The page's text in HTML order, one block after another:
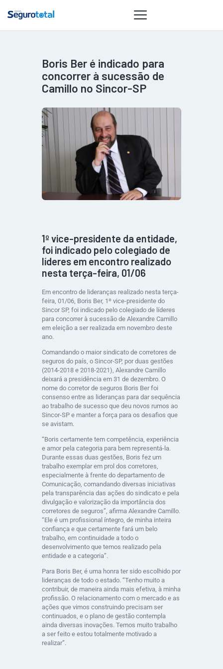
NOTÍCIAS
REVISTA
GAIVOTA DE
OURO
ST SUMMIT
MULHERES
GESTORAS
HOMEST
HOME
Boris Ber é indicado para
concorrer à sucessão de
Camillo no Sincor-SP
1º vice-presidente da entidade,
foi indicado pelo colegiado de
líderes em encontro realizado
nesta terça-feira, 01/06
Em encontro de lideranças realizado nesta terça-
feira, 01/06, Boris Ber, 1º vice-presidente do
Sincor SP, foi indicado pelo colegiado de líderes
para concorrer à sucessão de Alexandre Camillo
em eleição a ser realizada em novembro deste
ano.
Comandando o maior sindicato de corretores de
seguros do país, o Sincor-SP, por duas gestões
(2014-2018 e 2018-2021), Alexandre Camillo
deixará a presidência em 31 de dezembro. O
nome do corretor de seguros Boris Ber foi
consenso entre as lideranças para dar sequência
ao trabalho de sucesso que deu novos rumos ao
Sincor-SP e manter a força para os desafios que
se avistam.
“Boris certamente tem competência, experiência
e amor pela categoria para bem representá-la.
Durante essas duas gestões, Boris fez um
trabalho exemplar em prol dos corretores,
especialmente à frente do departamento de
Comunicação, comandando diversas iniciativas
pela transparência das ações do sindicato e pela
divulgação e valorização da importância dos
corretores de seguros”, afirma Alexandre Camillo.
“Ele é um profissional íntegro, de minha inteira
confiança e que certamente fará um belo
trabalho, em continuidade a todo o
desenvolvimento que temos realizado pela
entidade e a categoria”.
Para Boris Ber, é uma honra ter sido escolhido por
lideranças de todo o estado. “Tenho muito a
contribuir, de maneira ainda mais efetiva, à minha
profissão. O relacionamento com o mercado e as
ações que vimos construindo precisam ser
continuados, e o plano de gestão contempla
ainda diversas inovações. Temos muito trabalho
a ser feito e estou totalmente motivado a
realizar”.